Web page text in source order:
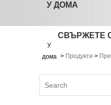
У ДОМА
СВЪРЖЕТЕ
У
дома > Продукти >